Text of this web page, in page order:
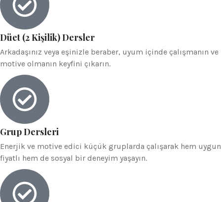
Düet (2 Kişilik) Dersler
Arkadaşınız veya eşinizle beraber, uyum içinde çalışmanın ve
motive olmanın keyfini çıkarın.
Grup Dersleri
Enerjik ve motive edici küçük gruplarda çalışarak hem uygun
fiyatlı hem de sosyal bir deneyim yaşayın.